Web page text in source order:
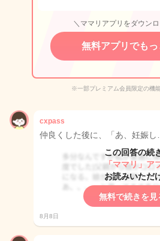
＼ママリアプリをダウン
無料アプリでもっ
※一部プレミアム会員限定の機
cxpass
仲良くした後に、「あ、妊娠し…
この回答の続
「ママリ」ア
お読みいただ
無料で続きを見
8月8日